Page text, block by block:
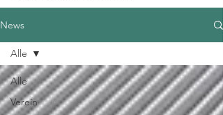
News
Alle
Verein
Alle